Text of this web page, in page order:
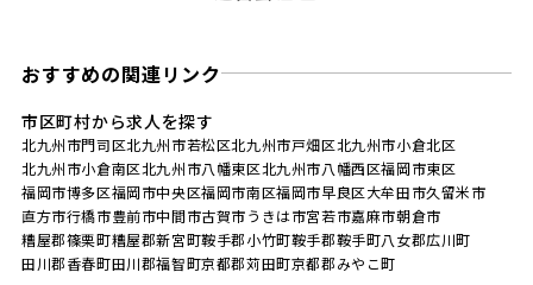
おすすめの関連リンク
市区町村から求人を探す
北九州市門司区北九州市若松区北九州市戸畑区北九州市小倉北区
北九州市小倉南区北九州市八幡東区北九州市八幡西区福岡市東区
福岡市博多区福岡市中央区福岡市南区福岡市早良区大牟田市久留米市
直方市行橋市豊前市中間市古賀市うきは市宮若市嘉麻市朝倉市
糟屋郡篠栗町糟屋郡新宮町鞍手郡小竹町鞍手郡鞍手町八女郡広川町
田川郡香春町田川郡福智町京都郡苅田町京都郡みやこ町